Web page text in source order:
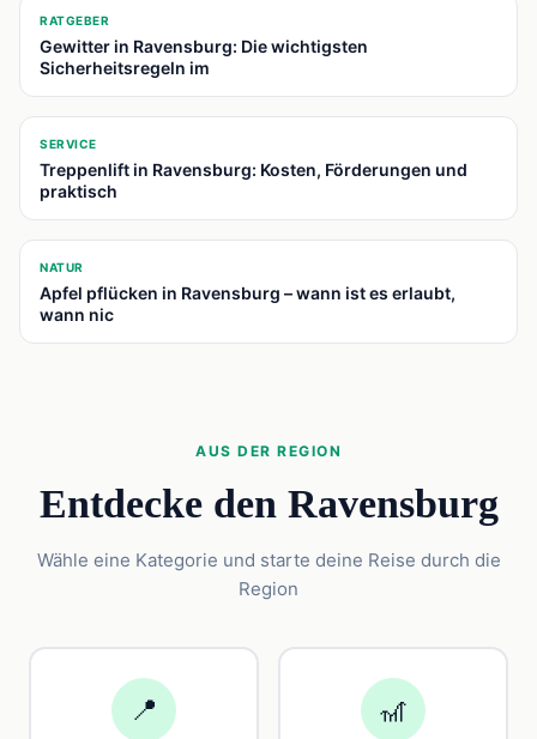
📍
RATGEBER
Gewitter in Ravensburg: Die wichtigsten
Sicherheitsregeln im
📍
SERVICE
Treppenlift in Ravensburg: Kosten, Förderungen und
praktisch
📍
NATUR
Apfel pflücken in Ravensburg – wann ist es erlaubt,
wann nic
AUS DER REGION
Entdecke den Ravensburg
Wähle eine Kategorie und starte deine Reise durch die
Region
📍 🎢